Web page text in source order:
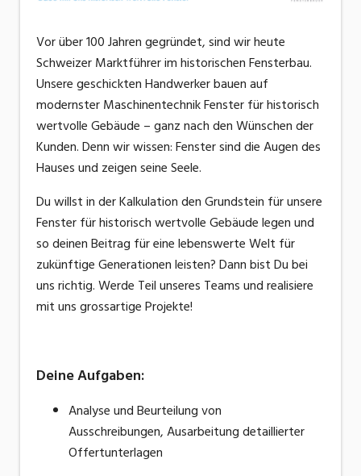
Vor über 100 Jahren gegründet, sind wir heute
Schweizer Marktführer im historischen Fensterbau.
Unsere geschickten Handwerker bauen auf
modernster Maschinentechnik Fenster für historisch
wertvolle Gebäude – ganz nach den Wünschen der
Kunden. Denn wir wissen: Fenster sind die Augen des
Hauses und zeigen seine Seele.
Du willst in der Kalkulation den Grundstein für unsere
Fenster für historisch wertvolle Gebäude legen und
so deinen Beitrag für eine lebenswerte Welt für
zukünftige Generationen leisten? Dann bist Du bei
uns richtig. Werde Teil unseres Teams und realisiere
mit uns grossartige Projekte!
Deine Aufgaben:
Analyse und Beurteilung von
Ausschreibungen, Ausarbeitung detaillierter
Offertunterlagen